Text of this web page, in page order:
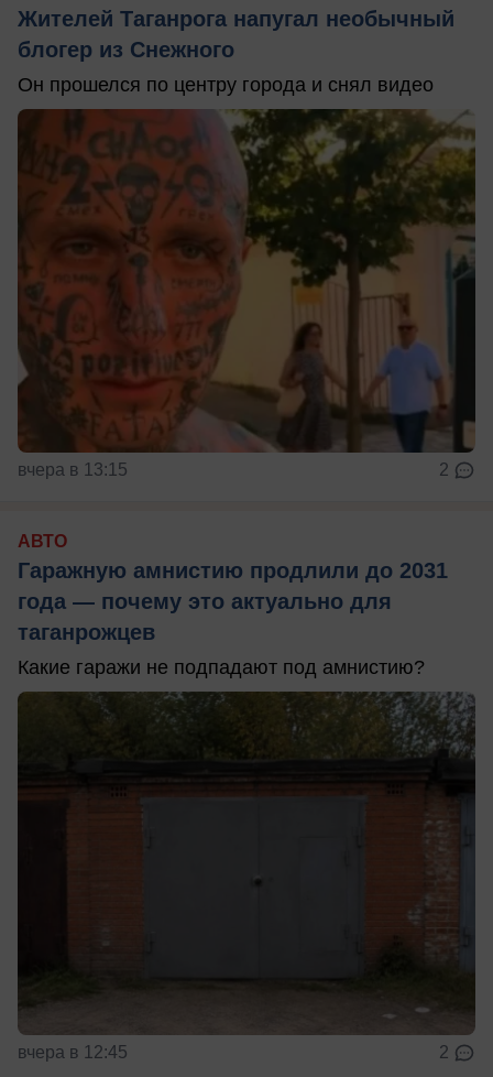
Жителей Таганрога напугал необычный
блогер из Снежного
Он прошелся по центру города и снял видео
вчера в 13:15 2
АВТО
Гаражную амнистию продлили до 2031
года — почему это актуально для
таганрожцев
Какие гаражи не подпадают под амнистию?
вчера в 12:45 2